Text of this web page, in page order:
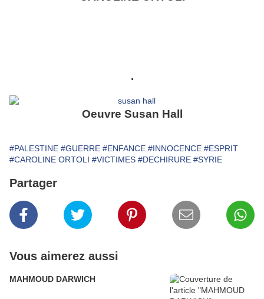
.
Oeuvre Susan Hall
#PALESTINE #GUERRE #ENFANCE #INNOCENCE #ESPRIT
#CAROLINE ORTOLI #VICTIMES #DECHIRURE #SYRIE
Partager
Vous aimerez aussi
MAHMOUD DARWICH